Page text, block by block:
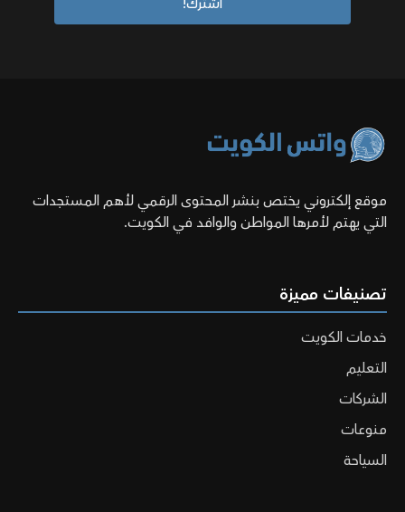
موقع إلكتروني يختص بنشر المحتوى الرقمي لأهم المستجدات
التي يهتم لأمرها المواطن والوافد في الكويت.
تصنيفات مميزة
خدمات الكويت
التعليم
الشركات
منوعات
السياحة